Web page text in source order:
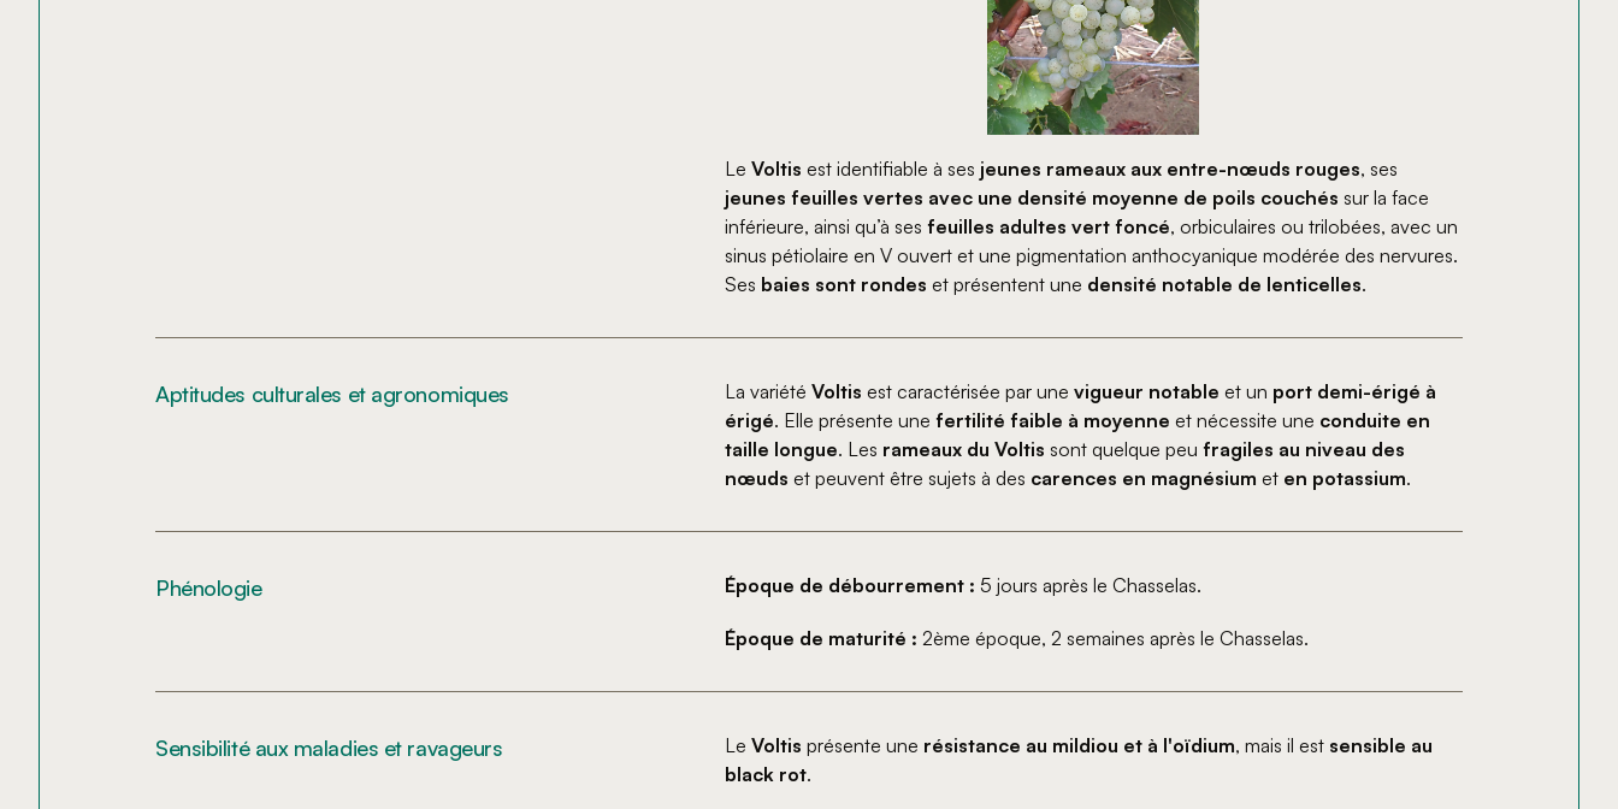
Le Voltis est identifiable à ses jeunes rameaux aux entre-nœuds rouges, ses
jeunes feuilles vertes avec une densité moyenne de poils couchés sur la face
inférieure, ainsi qu’à ses feuilles adultes vert foncé, orbiculaires ou trilobées, avec un
sinus pétiolaire en V ouvert et une pigmentation anthocyanique modérée des nervures.
Ses baies sont rondes et présentent une densité notable de lenticelles.
Aptitudes culturales et agronomiques La variété Voltis est caractérisée par une vigueur notable et un port demi-érigé à
érigé. Elle présente une fertilité faible à moyenne et nécessite une conduite en
taille longue. Les rameaux du Voltis sont quelque peu fragiles au niveau des
nœuds et peuvent être sujets à des carences en magnésium et en potassium.
Phénologie Époque de débourrement : 5 jours après le Chasselas.
Époque de maturité : 2ème époque, 2 semaines après le Chasselas.
Sensibilité aux maladies et ravageurs Le Voltis présente une résistance au mildiou et à l'oïdium, mais il est sensible au
black rot.